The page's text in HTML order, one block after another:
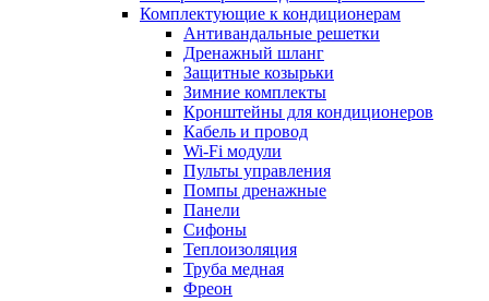
Комплектующие к кондиционерам
Антивандальные решетки
Дренажный шланг
Защитные козырьки
Зимние комплекты
Кронштейны для кондиционеров
Кабель и провод
Wi-Fi модули
Пульты управления
Помпы дренажные
Панели
Сифоны
Теплоизоляция
Труба медная
Фреон